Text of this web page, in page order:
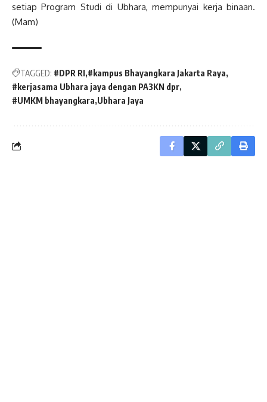
setiap Program Studi di Ubhara, mempunyai kerja binaan.
(Mam)
TAGGED: #DPR RI #kampus Bhayangkara Jakarta Raya
#kerjasama Ubhara jaya dengan PA3KN dpr
#UMKM bhayangkara Ubhara Jaya